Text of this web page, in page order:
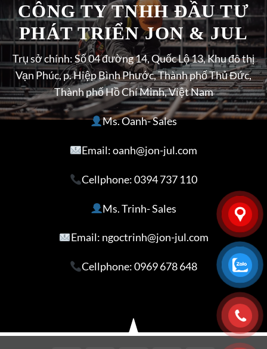
CÔNG TY TNHH ĐẦU TƯ
PHÁT TRIỂN JON & JUL
Trụ sở chính: Số 04 đường 14, Quốc Lộ 13, Khu đô thị
Vạn Phúc, p. Hiệp Bình Phước, Thành phố Thủ Đức,
Thành phố Hồ Chí Minh, Việt Nam
Ms. Oanh- Sales
Email: oanh@jon-jul.com
Cellphone:0394 737 110
Ms. Trinh- Sales
Email: ngoctrinh@jon-jul.com
Cellphone:0969 678 648